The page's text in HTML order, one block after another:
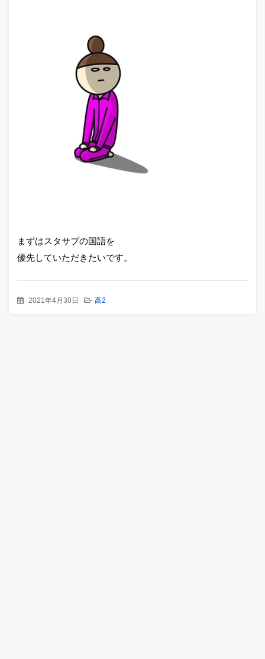
まずはスタサプの国語を
優先していただきたいです。
2021年4月30日 高2